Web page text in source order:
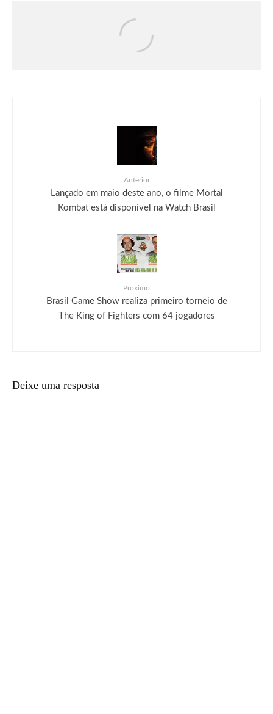
Games
CBLOL revive rivalidade histórica entre
Anterior
Lançado em maio deste ano, o filme Mortal
Kombat está disponível na Watch Brasil
Próximo
Brasil Game Show realiza primeiro torneio de
The King of Fighters com 64 jogadores
Deixe uma resposta